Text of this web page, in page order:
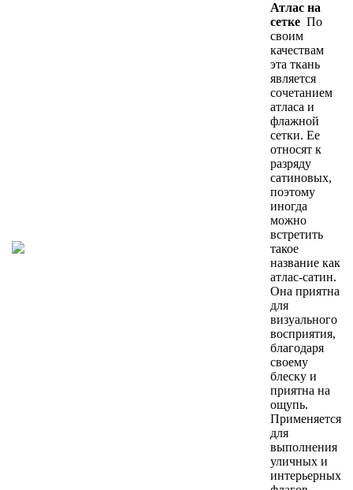
Атлас на
сетке По
своим
качествам
эта ткань
является
сочетанием
атласа и
флажной
сетки. Ее
относят к
разряду
сатиновых,
поэтому
иногда
можно
встретить
такое
название как
атлас-сатин.
Она приятна
для
визуального
восприятия,
благодаря
своему
блеску и
приятна на
ощупь.
Применяется
для
выполнения
уличных и
интерьерных